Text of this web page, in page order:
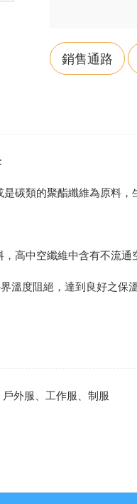
銷售通路
碳類的聚酯纖維為原料
高中空纖維中含有不流
溫度阻絕，達到良好之保溫
外服、工作服、制服